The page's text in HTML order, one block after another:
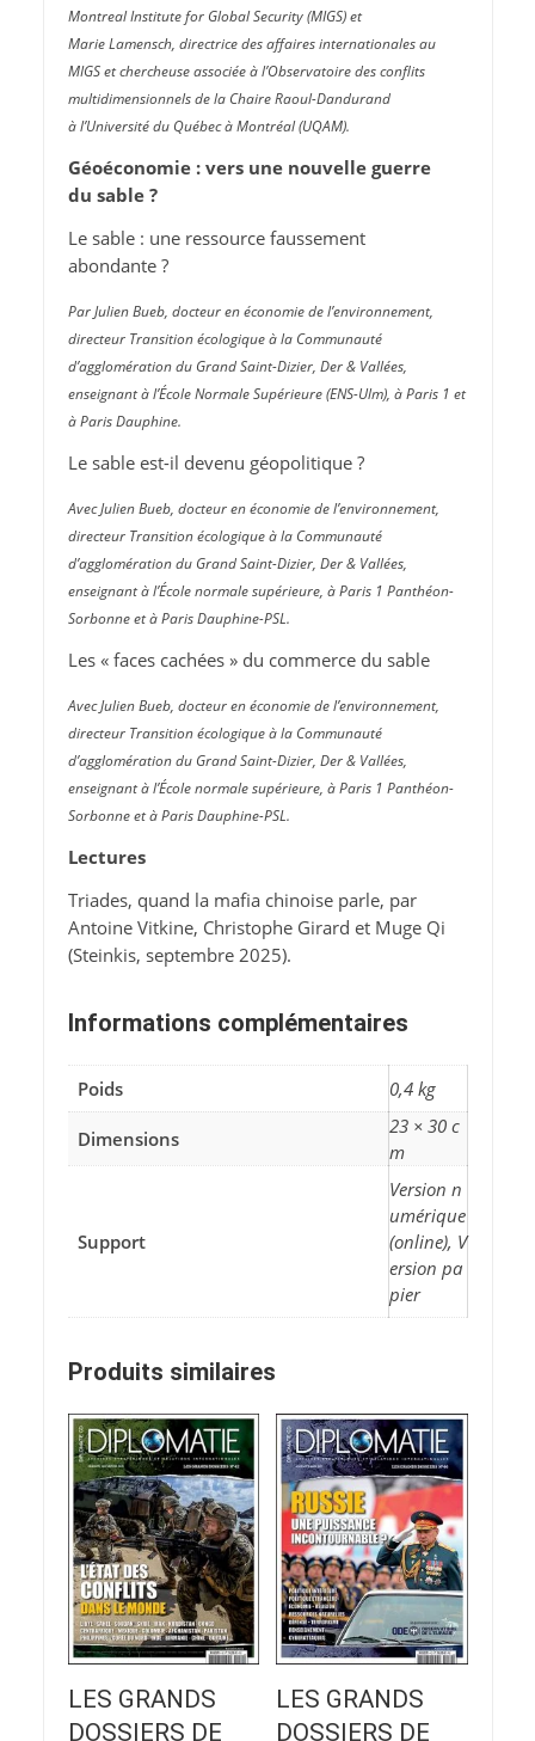
Montreal Institute for Global Security (MIGS) et
Marie Lamensch, directrice des affaires internationales au
MIGS et chercheuse associée à l’Observatoire des conflits
multidimensionnels de la Chaire Raoul-Dandurand
à l’Université du Québec à Montréal (UQAM).
Géoéconomie : vers une nouvelle guerre
du sable ?
Le sable : une ressource faussement
abondante ?
Par Julien Bueb, docteur en économie de l’environnement,
directeur Transition écologique à la Communauté
d’agglomération du Grand Saint-Dizier, Der & Vallées,
enseignant à l’École Normale Supérieure (ENS-Ulm), à Paris 1 et
à Paris Dauphine.
Le sable est-il devenu géopolitique ?
Avec Julien Bueb, docteur en économie de l’environnement,
directeur Transition écologique à la Communauté
d’agglomération du Grand Saint-Dizier, Der & Vallées,
enseignant à l’École normale supérieure, à Paris 1 Panthéon-
Sorbonne et à Paris Dauphine-PSL.
Les « faces cachées » du commerce du sable
Avec Julien Bueb, docteur en économie de l’environnement,
directeur Transition écologique à la Communauté
d’agglomération du Grand Saint-Dizier, Der & Vallées,
enseignant à l’École normale supérieure, à Paris 1 Panthéon-
Sorbonne et à Paris Dauphine-PSL.
Lectures
Triades, quand la mafia chinoise parle, par
Antoine Vitkine, Christophe Girard et Muge Qi
(Steinkis, septembre 2025).
Informations complémentaires
Poids 0,4 kg
Dimensions
23 × 30 c
m
Support
Version n
umérique
(online), V
ersion pa
pier
Produits similaires
LES GRANDS
DOSSIERS DE
LES GRANDS
DOSSIERS DE